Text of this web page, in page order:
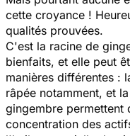
cette croyance !
qualités prouvées.
C'est la racine de
bienfaits, et elle peut
manières différentes :
râpée notamment, et
gingembre permettent
concentration des